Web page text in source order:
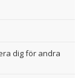
dig för andra